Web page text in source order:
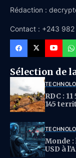
Rédaction :
Contact : +243
Sélection de
RDC :
145
Monde
USD à